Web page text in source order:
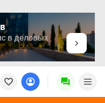
в деловых